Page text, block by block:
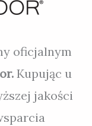
oficjalnym
Kupując u
jakości